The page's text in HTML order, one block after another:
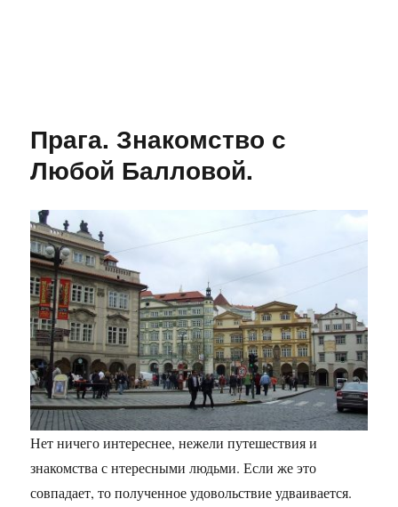
Прага. Знакомство с
Любой Балловой.
Нет ничего интереснее, нежели путешествия и
знакомства с нтересными людьми. Если же это
совпадает, то полученное удовольствие удваивается.